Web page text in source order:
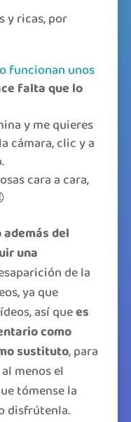
y ricas, por
funcionan unos
falta que lo
y me quieres
cámara, clic y a
cara a cara,
del
una
de la
ya que
así quees
como
sustituto, para
menos el
tómense la
disfrútenla.